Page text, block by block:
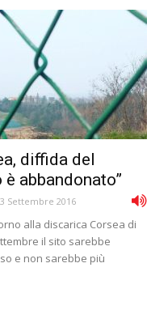
diffida del
abbandonato”
Settembre 2016
alla discarica Corsea di
il sito sarebbe
e non sarebbe più